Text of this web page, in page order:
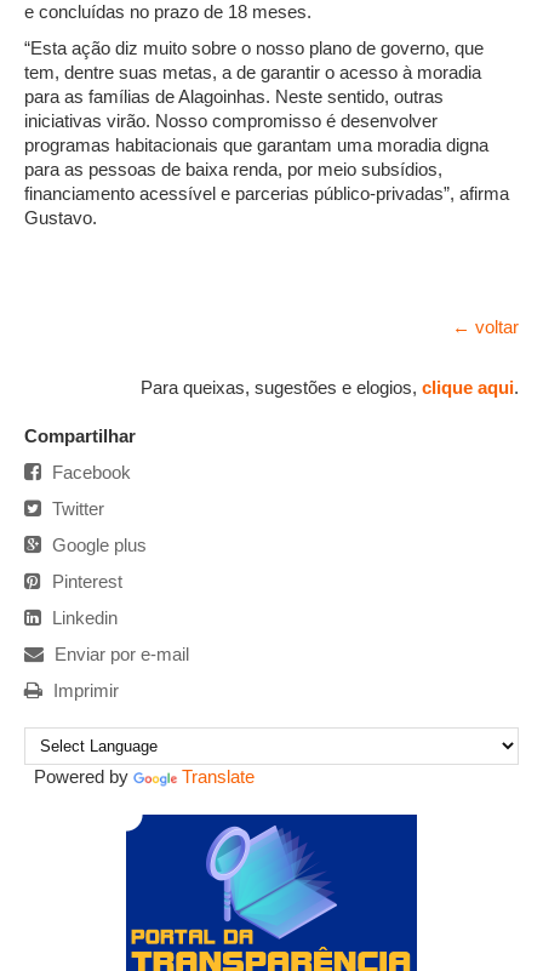
e concluídas no prazo de 18 meses.
“Esta ação diz muito sobre o nosso plano de governo, que
tem, dentre suas metas, a de garantir o acesso à moradia
para as famílias de Alagoinhas. Neste sentido, outras
iniciativas virão. Nosso compromisso é desenvolver
programas habitacionais que garantam uma moradia digna
para as pessoas de baixa renda, por meio subsídios,
financiamento acessível e parcerias público-privadas”, afirma
Gustavo.
← voltar
Para queixas, sugestões e elogios, clique aqui.
Compartilhar
Facebook
Twitter
Google plus
Pinterest
Linkedin
Enviar por e-mail
Imprimir
Powered by Translate